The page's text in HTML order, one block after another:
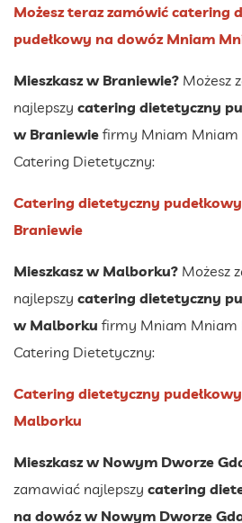
Możesz teraz zamówić catering
pudełkowy na dowóz Mniam
Mieszkasz w Braniewie? Możesz
najlepszy catering dietetyczny
w Braniewie firmy Mniam Mniam
Catering Dietetyczny:
Catering dietetyczny
Braniewie
Mieszkasz w Malborku? Możesz
najlepszy catering dietetyczny
w Malborku firmy Mniam Mniam
Catering Dietetyczny:
Catering dietetyczny
Malborku
Mieszkasz w Nowym Dworze
zamawiać najlepszy catering
na dowóz w Nowym Dworze